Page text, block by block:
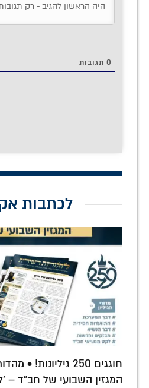
0 תגובות
לכתבות
חוגגים 250
המגזין השבועי של חב"ד –